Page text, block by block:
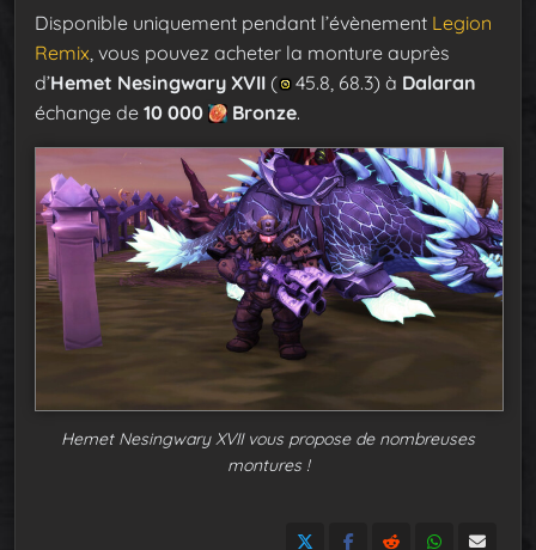
Disponible uniquement pendant l’évènement Legion
Remix , vous pouvez acheter la monture auprès
d’Hemet Nesingwary XVII ( 45.8, 68.3) à Dalaran
échange de 10 000 Bronze.
Hemet Nesingwary XVII vous propose de nombreuses
montures !